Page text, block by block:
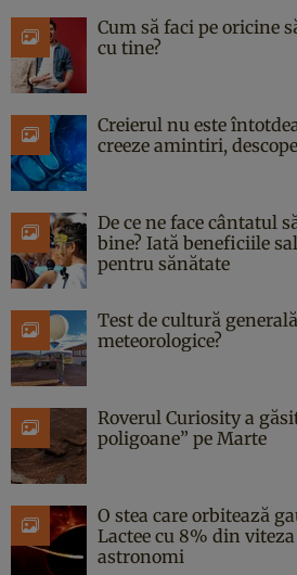
Cum să faci pe oricine
cu tine?
Creierul nu este
creeze amintiri,
De ce ne face cântatul
bine? Iată beneficiile
pentru sănătate
Test de cultură
meteorologice?
Roverul Curiosity a
poligoane” pe Marte
O stea care orbitează
Lactee cu 8% din
astronomi